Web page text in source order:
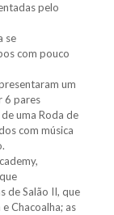
pelo
se
com pouco
um
6 pares
uma Roda de
com música
de Salão II, que
Chacoalha; as